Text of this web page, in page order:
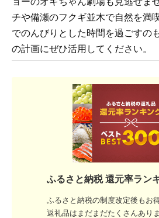
チや備瀬のフクギ並木で自然を満
でのんびりとした時間を過ごすの
の計画にぜひ活用してください。
ふるさと納税 還元率ラン
ふるさと納税の制度改定後もお
返礼品はまだまだたくさんあり